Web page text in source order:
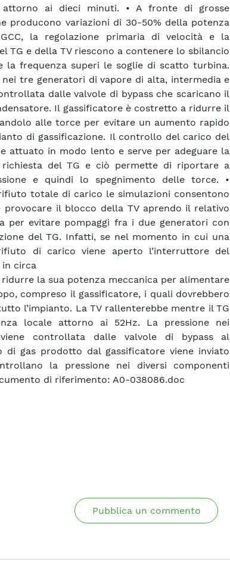
attorno ai dieci minuti. • A fronte di grosse
producono variazioni di 30-50% della potenza
la regolazione primaria di velocità e la
TG e della TV riescono a contenere lo sbilancio
la frequenza superi le soglie di scatto turbina.
nei tre generatori di vapore di alta, intermedia e
dalle valvole di bypass che scaricano il
Il gassificatore è costretto a ridurre il
alle torce per evitare un aumento rapido
di gassificazione. Il controllo del carico del
attuato in modo lento e serve per adeguare la
del TG e ciò permette di riportare a
e quindi lo spegnimento delle torce. •
totale di carico le simulazioni consentono
provocare il blocco della TV aprendo il relativo
per evitare pompaggi fra i due generatori con
del TG. Infatti, se nel momento in cui una
di carico viene aperto l’interruttore del
in circa
la sua potenza meccanica per alimentare
compreso il gassificatore, i quali dovrebbero
l’impianto. La TV rallenterebbe mentre il TG
locale attorno ai 52Hz. La pressione nei
controllata dalle valvole di bypass al
di gas prodotto dal gassificatore viene inviato
la pressione nei diversi componenti
di riferimento: A0-038086.doc
Pubblica un commento